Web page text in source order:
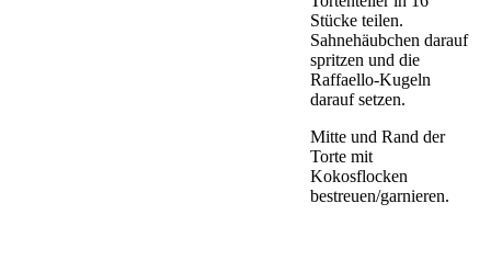
Stücke teilen.
Sahnehäubchen darauf
spritzen und die
Raffaello-Kugeln
darauf setzen.
Mitte und Rand der
Torte mit
Kokosflocken
bestreuen/garnieren.